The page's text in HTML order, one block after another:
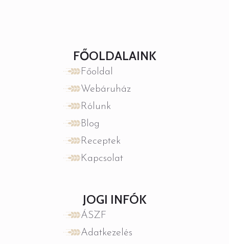
FŐOLDALAINK
Főoldal
Webáruház
Rólunk
Blog
Receptek
Kapcsolat
JOGI INFÓK
ÁSZF
Adatkezelés